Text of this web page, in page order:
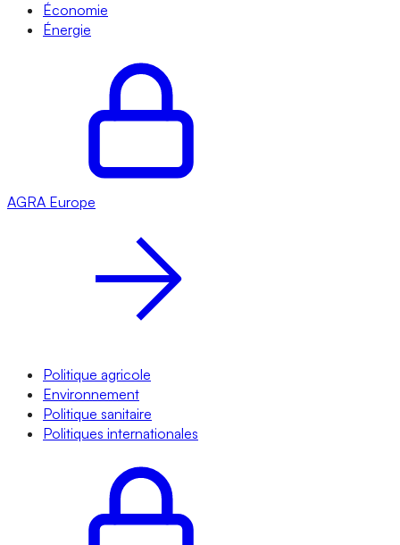
Économie
Énergie
AGRA Europe
Politique agricole
Environnement
Politique sanitaire
Politiques internationales